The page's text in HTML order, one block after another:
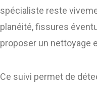
spécialiste reste
planéité, fissures
proposer un nettoyage
Ce suivi permet de